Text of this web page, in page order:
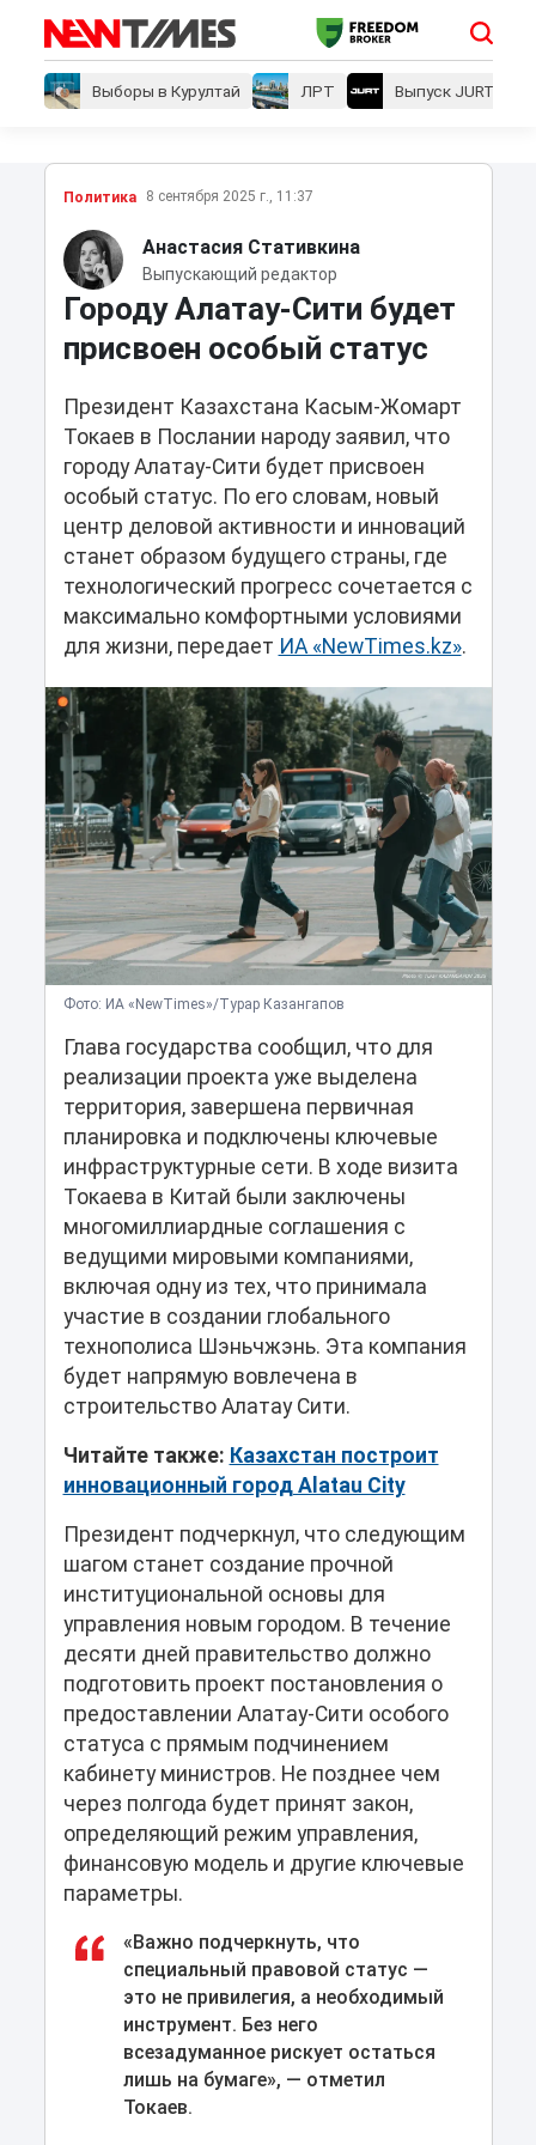
Выборы в Курултай ЛРТ Выпуск JURT
Политика 8 сентября 2025 г., 11:37
Анастасия Стативкина
Выпускающий редактор
Городу Алатау-Сити будет
присвоен особый статус
Президент Казахстана Касым-Жомарт
Токаев в Послании народу заявил, что
городу Алатау-Сити будет присвоен
особый статус. По его словам, новый
центр деловой активности и инноваций
станет образом будущего страны, где
технологический прогресс сочетается с
максимально комфортными условиями
для жизни, передает ИА «NewTimes.kz».
Фото: ИА «NewTimes»/Турар Казангапов
Глава государства сообщил, что для
реализации проекта уже выделена
территория, завершена первичная
планировка и подключены ключевые
инфраструктурные сети. В ходе визита
Токаева в Китай были заключены
многомиллиардные соглашения с
ведущими мировыми компаниями,
включая одну из тех, что принимала
участие в создании глобального
технополиса Шэньчжэнь. Эта компания
будет напрямую вовлечена в
строительство Алатау Сити.
Читайте также: Казахстан построит
инновационный город Alatau City
Президент подчеркнул, что следующим
шагом станет создание прочной
институциональной основы для
управления новым городом. В течение
десяти дней правительство должно
подготовить проект постановления о
предоставлении Алатау-Сити особого
статуса с прямым подчинением
кабинету министров. Не позднее чем
через полгода будет принят закон,
определяющий режим управления,
финансовую модель и другие ключевые
параметры.
«Важно подчеркнуть, что
специальный правовой статус —
это не привилегия, а необходимый
инструмент. Без него
всезадуманное рискует остаться
лишь на бумаге», — отметил
Токаев.